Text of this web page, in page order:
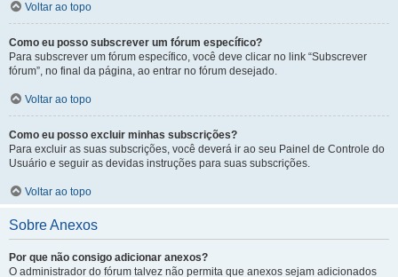
Voltar ao topo
Como eu posso subscrever um fórum específico?
Para subscrever um fórum específico, você deve clicar no link “Subscrever
fórum”, no final da página, ao entrar no fórum desejado.
Voltar ao topo
Como eu posso excluir minhas subscrições?
Para excluir as suas subscrições, você deverá ir ao seu Painel de Controle do
Usuário e seguir as devidas instruções para suas subscrições.
Voltar ao topo
Sobre Anexos
Por que não consigo adicionar anexos?
O administrador do fórum talvez não permita que anexos sejam adicionados